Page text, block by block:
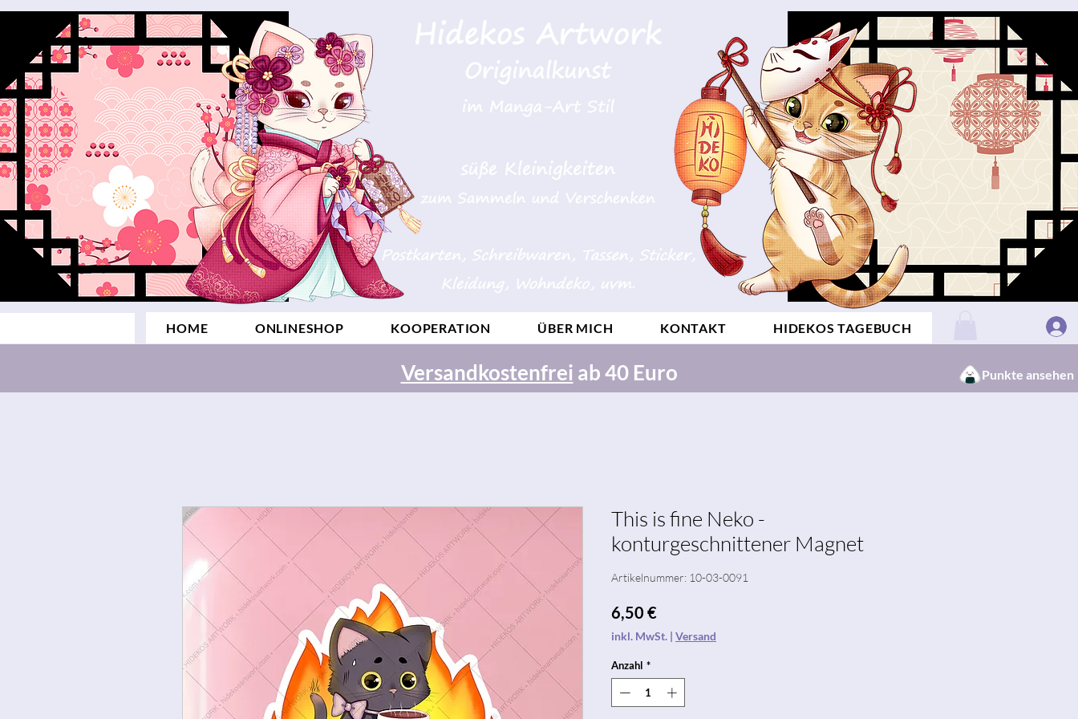
HOME ONLINESHOP KOOPERATION ÜBER MICH KONTAKT HIDEKOS TAGEBUCH
Versandkostenfrei ab 40 Euro Punkte ansehen
This is fine Neko -
konturgeschnittener Magnet
Artikelnummer: 10-03-0091
6,50 €Preis
inkl. MwSt. | Versand
Anzahl *